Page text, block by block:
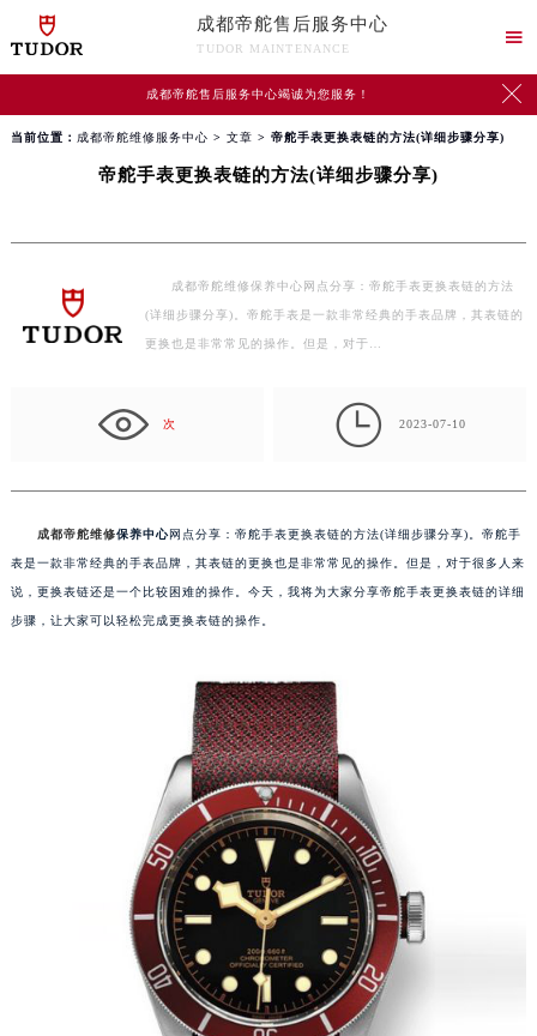
成都帝舵售后服务中心
TUDOR MAINTENANCE

成都帝舵售后服务中心竭诚为您服务！ 
当前位置： 成都帝舵维修服务中心 > 文章 > 帝舵手表更换表链的方法(详细步骤分享)
帝舵手表更换表链的方法(详细步骤分享)
成都帝舵维修保养中心网点分享：帝舵手表更换表链的方法
(详细步骤分享)。帝舵手表是一款非常经典的手表品牌，其表链的
更换也是非常常见的操作。但是，对于…
次  2023-07-10
成都帝舵维修保养中心网点分享：帝舵手表更换表链的方法(详细步骤分享)。帝舵手
表是一款非常经典的手表品牌，其表链的更换也是非常常见的操作。但是，对于很多人来
说，更换表链还是一个比较困难的操作。今天，我将为大家分享帝舵手表更换表链的详细
步骤，让大家可以轻松完成更换表链的操作。